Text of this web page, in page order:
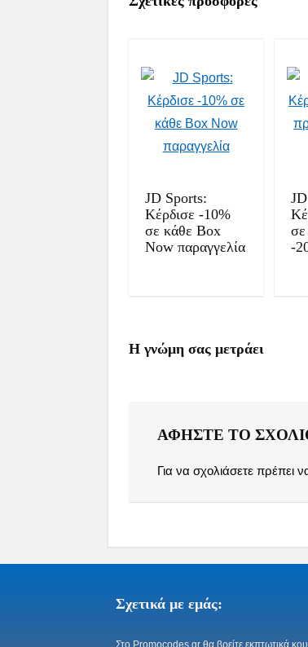
JD Sports:
Κέρδισε -10%
σε κάθε Box
Now παραγγελία
σε
-
Η γνώμη σας μετράει
ΑΦΉΣΤΕ ΤΟ
Για να σχολιάσετε πρέπει
Σχετικά με εμάς: